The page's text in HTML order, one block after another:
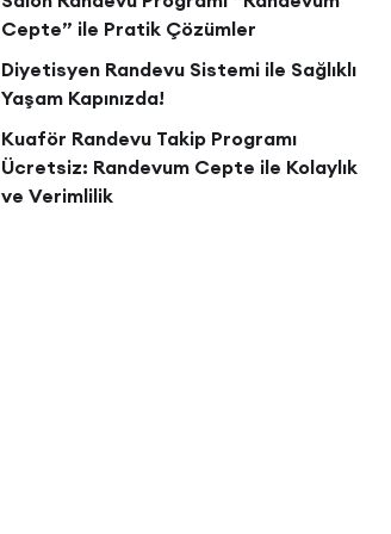
Cepte” ile Pratik Çözümler
Diyetisyen Randevu Sistemi ile Sağlıklı
Yaşam Kapınızda!
Kuaför Randevu Takip Programı
Ücretsiz: Randevum Cepte ile Kolaylık
ve Verimlilik